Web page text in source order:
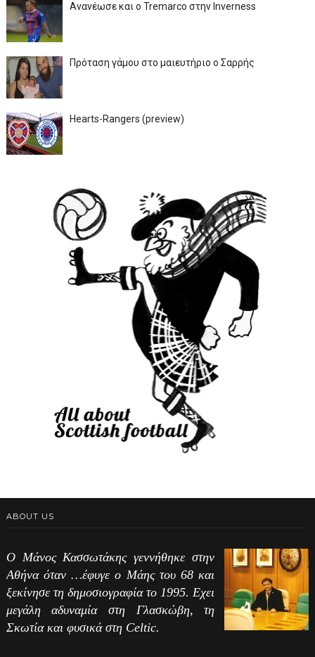
Ανανέωσε και ο Tremarco στην Inverness
Πρόταση γάμου στο μαιευτήριο ο Σαρρής
Hearts-Rangers (preview)
ABOUT US
Ο Μάνος Κασσωτάκης γεννήθηκε στην
Αθήνα όταν …έφυγε ο Μάης του 68 και
ξεκίνησε τη δημοσιογραφία το 1995. Εχει
μεγάλη αδυναμία στη Γλασκώβη, τη
Σκωτία και φυσικά στη Celtic.